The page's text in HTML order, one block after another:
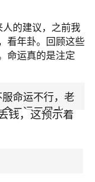
近的经济状况
生活压力。即
也会有人伸出
示你近期的运
。记得不要轻
钱，这预示着
的建议，之前我
看年卦。回顾这些
命运真的是注定
命运不行，老
二运三风水，
！